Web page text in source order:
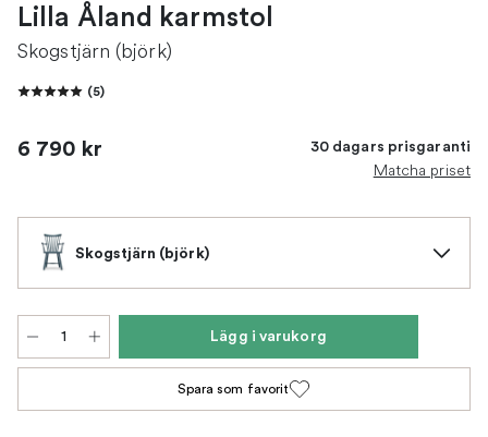
Lilla Åland karmstol
Skogstjärn (björk)
(5)
6 790 kr 30 dagars prisgaranti
Matcha priset
Skogstjärn (björk)
Lägg i varukorg
Spara som favorit